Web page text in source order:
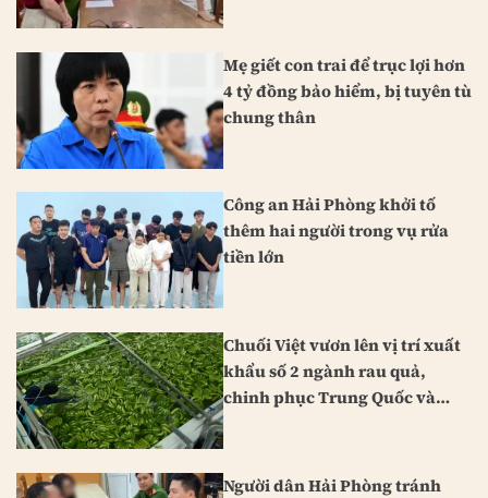
Mẹ giết con trai để trục lợi hơn
4 tỷ đồng bảo hiểm, bị tuyên tù
chung thân
Công an Hải Phòng khởi tố
thêm hai người trong vụ rửa
tiền lớn
Chuối Việt vươn lên vị trí xuất
khẩu số 2 ngành rau quả,
chinh phục Trung Quốc và
Người dân Hải Phòng tránh